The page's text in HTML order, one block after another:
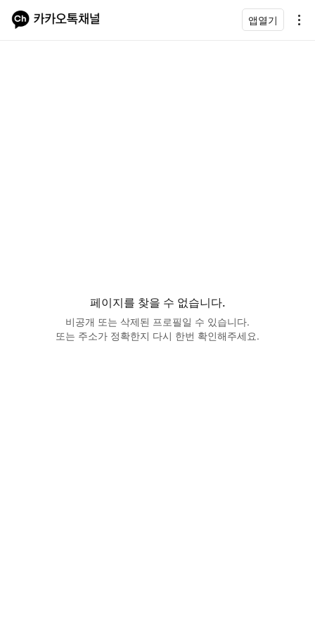
앱열기
페이지를 찾을 수 없습니다.
비공개 또는 삭제된 프로필일 수 있습니다.
또는 주소가 정확한지 다시 한번 확인해주세요.